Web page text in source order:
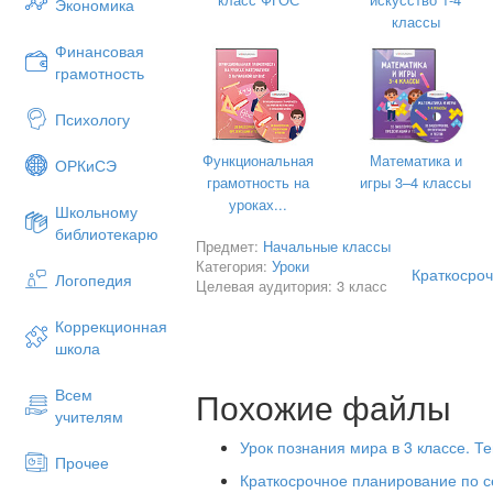
Экономика
Финансовая
грамотность
Психологу
ОРКиСЭ
Школьному
библиотекарю
Логопедия
Коррекционная
школа
Всем
учителям
Прочее
делятся на группы.
Создание ситуации успеха
Настроенье каково?
Все такого мненья?
Индивидуальная работа.
Стратегия«Мозговой штурм» -
«Тонкие» вопросы:
1.Назовите основные функции нервной
2.Из чего состоит нервная система?
1. Как ты думаешь, нужно ли человеку
2.Объясните, что нужно делать во
3. Как вы думаете, нужно ли
1 минута
момент
Приветствует
Отмечает
Проверяет
3минуты
Настрой на
Для создания
цветочками
Предлагает
правила работы в
классы
Функциональная
грамотность на
уроках...
Математика и
игры 3–4 классы
Предмет: Начальные классы
Категория:Уроки
Целевая аудитория: 3 класс
Похожие файлы
Урок познания мира в 3 классе.
Краткосрочное планирование по